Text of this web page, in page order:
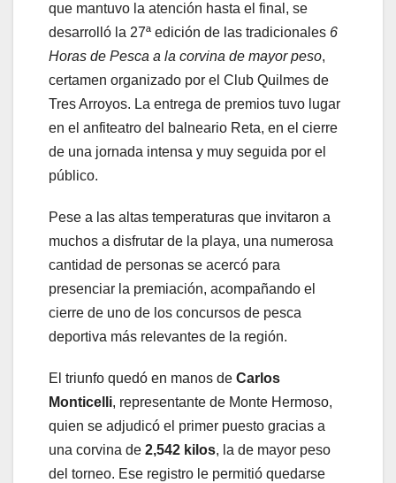
que mantuvo la atención hasta el final, se
desarrolló la 27ª edición de las tradicionales 6
Horas de Pesca a la corvina de mayor peso,
certamen organizado por el Club Quilmes de
Tres Arroyos. La entrega de premios tuvo lugar
en el anfiteatro del balneario Reta, en el cierre
de una jornada intensa y muy seguida por el
público.
Pese a las altas temperaturas que invitaron a
muchos a disfrutar de la playa, una numerosa
cantidad de personas se acercó para
presenciar la premiación, acompañando el
cierre de uno de los concursos de pesca
deportiva más relevantes de la región.
El triunfo quedó en manos de Carlos
Monticelli, representante de Monte Hermoso,
quien se adjudicó el primer puesto gracias a
una corvina de 2,542 kilos, la de mayor peso
del torneo. Ese registro le permitió quedarse